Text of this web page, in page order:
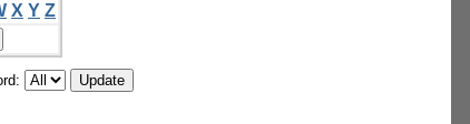
X Y Z